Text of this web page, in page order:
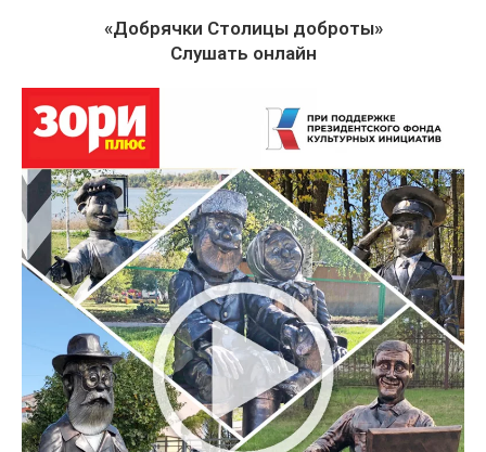
«Добрячки Столицы доброты»
Слушать онлайн